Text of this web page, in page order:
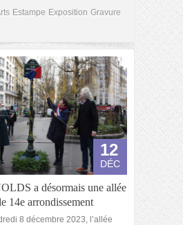
Estampe Exposition Gravure
12
DÉC
a désormais une allée
14e arrondissement
8 décembre 2023, l’allée